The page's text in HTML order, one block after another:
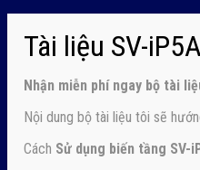
Tài liệu SV-iP5A
Nhận miễn phí ngay bộ tài
Nội dung bộ tài liệu tôi sẽ
Cách Sử dụng biến tầng SV-